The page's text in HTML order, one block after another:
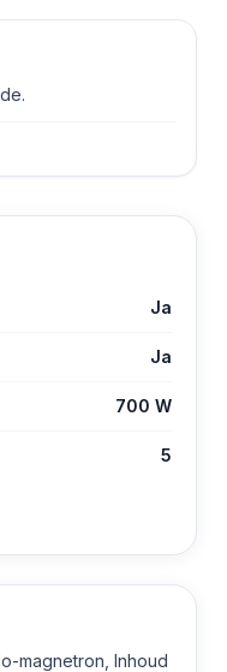
Ja
Ja
700 W
5
magnetron, Inhoud